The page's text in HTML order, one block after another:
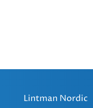
Lintman Nordic